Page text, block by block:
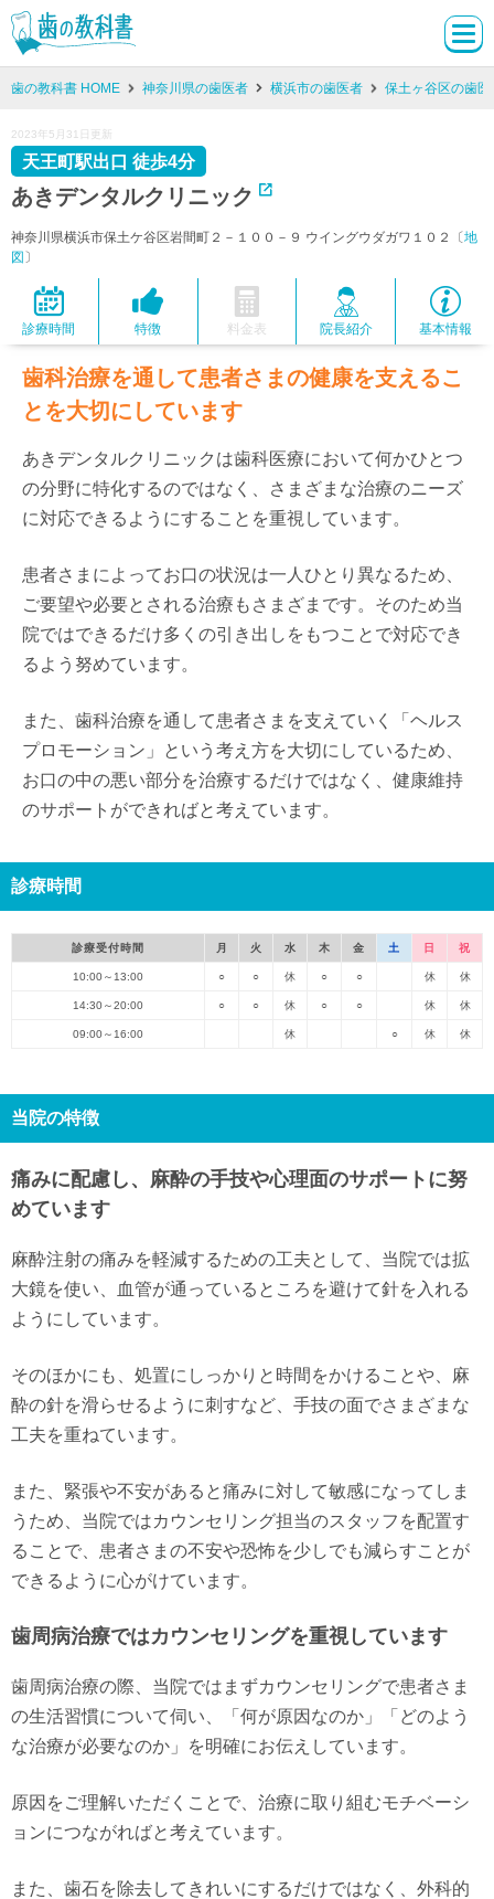
歯の教科書 HOME 神奈川県の歯医者 横浜市の歯医者 保土ヶ谷区の歯医
2023年5月31日更新
あきデンタルクリニック
天王町駅出口 徒歩4分
神奈川県横浜市保土ケ谷区岩間町２－１００－９ ウイングウダガワ１０２〔地
図 〕
診療時間 特徴 料金表 院長紹介 基本情報
歯科治療を通して患者さまの健康を支えるこ
とを大切にしています
あきデンタルクリニックは歯科医療において何かひとつ
の分野に特化するのではなく、さまざまな治療のニーズ
に対応できるようにすることを重視しています。
患者さまによってお口の状況は一人ひとり異なるため、
ご要望や必要とされる治療もさまざまです。そのため当
院ではできるだけ多くの引き出しをもつことで対応でき
るよう努めています。
また、歯科治療を通して患者さまを支えていく「ヘルス
プロモーション」という考え方を大切にしているため、
お口の中の悪い部分を治療するだけではなく、健康維持
のサポートができればと考えています。
診療時間
診療受付時間 月 火 水 木 金 土 日 祝
10:00～13:00 ○ ○ 休 ○ ○ 休 休
14:30～20:00 ○ ○ 休 ○ ○ 休 休
09:00～16:00 休 ○ 休 休
当院の特徴
痛みに配慮し、麻酔の手技や心理面のサポートに努
めています
麻酔注射の痛みを軽減するための工夫として、当院では拡
大鏡を使い、血管が通っているところを避けて針を入れる
ようにしています。
そのほかにも、処置にしっかりと時間をかけることや、麻
酔の針を滑らせるように刺すなど、手技の面でさまざまな
工夫を重ねています。
また、緊張や不安があると痛みに対して敏感になってしま
うため、当院ではカウンセリング担当のスタッフを配置す
ることで、患者さまの不安や恐怖を少しでも減らすことが
できるように心がけています。
歯周病治療ではカウンセリングを重視しています
歯周病治療の際、当院ではまずカウンセリングで患者さま
の生活習慣について伺い、「何が原因なのか」「どのよう
な治療が必要なのか」を明確にお伝えしています。
原因をご理解いただくことで、治療に取り組むモチベーシ
ョンにつながればと考えています。
また、歯石を除去してきれいにするだけではなく、外科的